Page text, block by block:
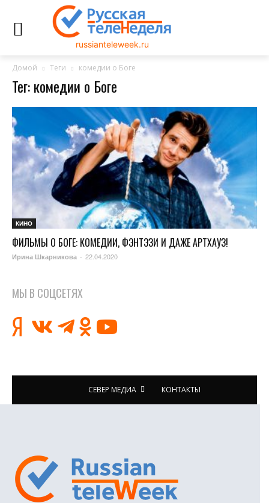
russianteleweek.ru
Домой Теги комедии о Боге
Тег: комедии о Боге
КИНО
ФИЛЬМЫ О БОГЕ: КОМЕДИИ, ФЭНТЭЗИ И ДАЖЕ АРТХАУЗ!
Ирина Шкарникова - 22.04.2020
МЫ В СОЦСЕТЯХ
СЕВЕР МЕДИА КОНТАКТЫ